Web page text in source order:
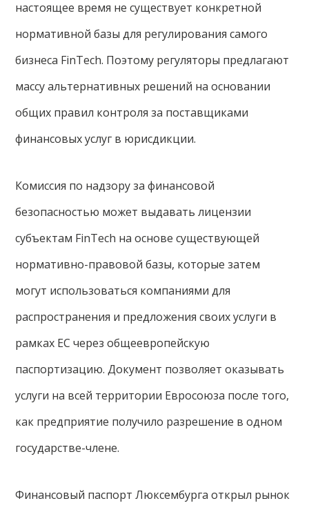
настоящее время не существует конкретной
нормативной базы для регулирования самого
бизнеса FinTech. Поэтому регуляторы предлагают
массу альтернативных решений на основании
общих правил контроля за поставщиками
финансовых услуг в юрисдикции.
Комиссия по надзору за финансовой
безопасностью может выдавать лицензии
субъектам FinTech на основе существующей
нормативно-правовой базы, которые затем
могут использоваться компаниями для
распространения и предложения своих услуги в
рамках ЕС через общеевропейскую
паспортизацию. Документ позволяет оказывать
услуги на всей территории Евросоюза после того,
как предприятие получило разрешение в одном
государстве-члене.
Финансовый паспорт Люксембурга открыл рынок